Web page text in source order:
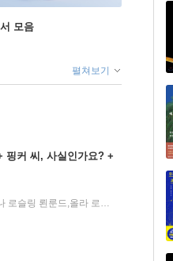
모음
펼쳐보기
년 09월 01일
핑커 씨, 사실인가요? +
스티븐 핑커,이승엽 저/안나 로슬링 뢴룬드,올라 로슬링,한스 로슬링 공저/김명남,이창신 역